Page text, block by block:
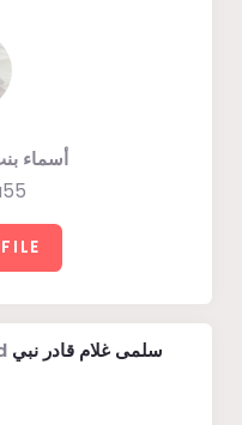
أسماء
سلمى غلام قادر نبي